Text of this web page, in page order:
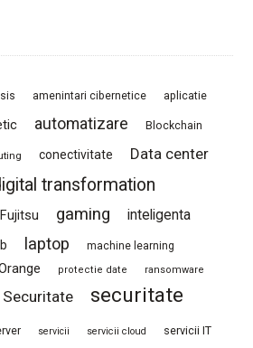
amenintari cibernetice aplicatie
automatizare Blockchain
conectivitate Data center
transformation
Fujitsu gaming
inteligenta
laptop machine learning
protectie date ransomware
Securitate
securitate
servicii servicii cloud servicii IT